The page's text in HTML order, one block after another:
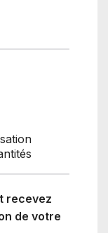
recevez
de votre